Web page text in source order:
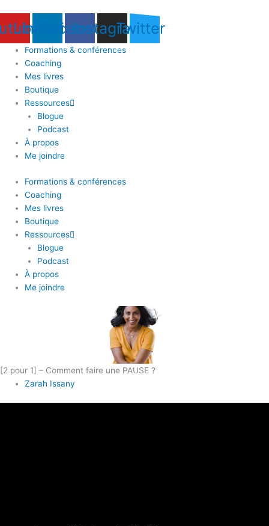
LinkedinFacebook
Instagram
Twitter
Formations & conférences
Coaching
Mes livres
Boutique
Ressources
Blogue
Podcast
À propos
Me joindre
Formations & conférences
Coaching
Mes livres
Boutique
Ressources
Blogue
Podcast
À propos
Me joindre
[2 pour 1] – Comment faire une PAUSE ?
Zarah Issany